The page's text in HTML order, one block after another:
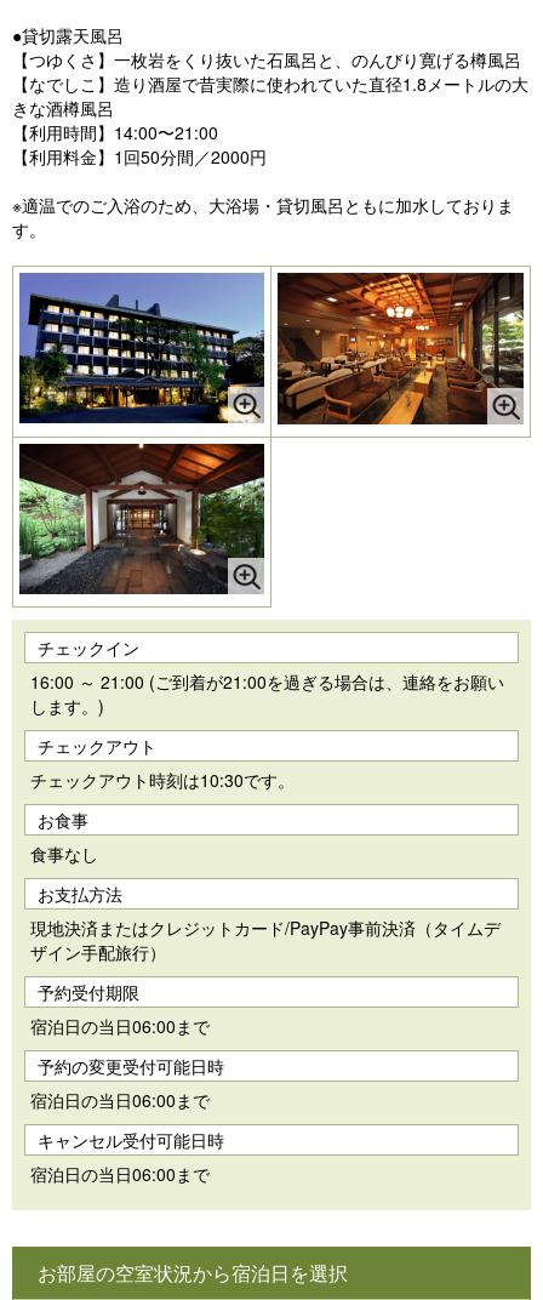
●貸切露天風呂
【つゆくさ】一枚岩をくり抜いた石風呂と、のんびり寛げる樽風呂
【なでしこ】造り酒屋で昔実際に使われていた直径1.8メートルの大
きな酒樽風呂
【利用時間】14:00〜21:00
【利用料金】1回50分間／2000円
※適温でのご入浴のため、大浴場・貸切風呂ともに加水しておりま
す。
チェックイン
16:00 ～ 21:00 (ご到着が21:00を過ぎる場合は、連絡をお願い
します。)
チェックアウト
チェックアウト時刻は10:30です。
お食事
食事なし
お支払方法
現地決済またはクレジットカード/PayPay事前決済（タイムデ
ザイン手配旅行）
予約受付期限
宿泊日の当日06:00まで
予約の変更受付可能日時
宿泊日の当日06:00まで
キャンセル受付可能日時
宿泊日の当日06:00まで
お部屋の空室状況から宿泊日を選択